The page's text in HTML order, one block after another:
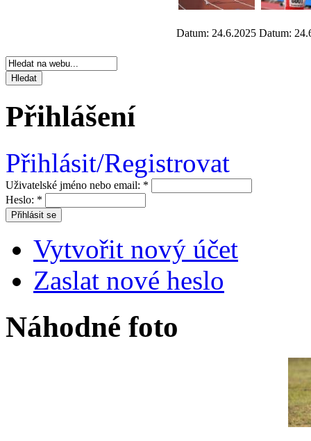
Datum: 24.6.2025 Datum:
Přihlášení
Přihlásit/Registrovat
Uživatelské jméno nebo email: *
Heslo: *
Vytvořit nový účet
Zaslat nové heslo
Náhodné foto